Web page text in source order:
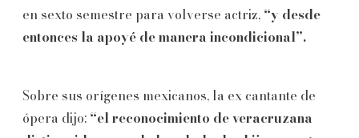
en sexto semestre para volverse actriz, “y desde
entonces la apoyé de manera incondicional”.
Sobre sus orígenes mexicanos, la ex cantante de
ópera dijo: “el reconocimiento de veracruzana